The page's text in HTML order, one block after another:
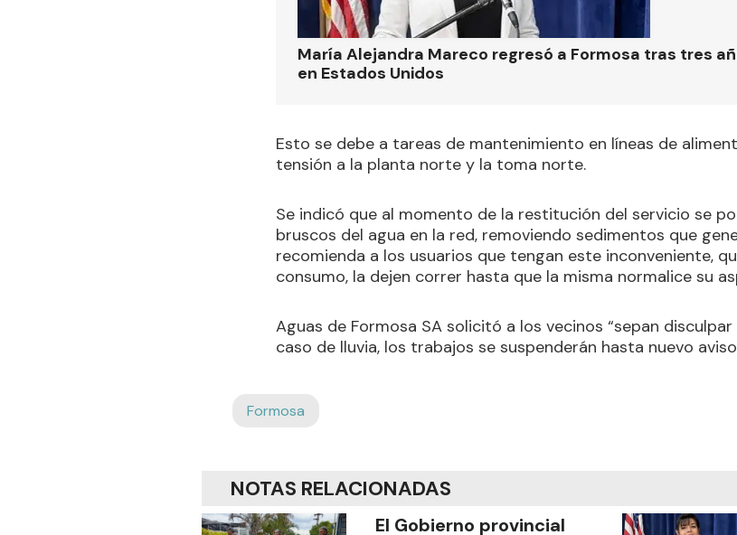
María Alejandra Mareco regresó a Formosa tras tres
en Estados Unidos
Esto se debe a tareas de mantenimiento en líneas de
tensión a la planta norte y la toma norte.
Se indicó que al momento de la restitución del servicio se
bruscos del agua en la red, removiendo sedimentos que
recomienda a los usuarios que tengan este inconveniente,
consumo, la dejen correr hasta que la misma normalice su
Aguas de Formosa SA solicitó a los vecinos “sepan
caso de lluvia, los trabajos se suspenderán hasta nuevo
Formosa
NOTAS RELACIONADAS
El Gobierno provincial